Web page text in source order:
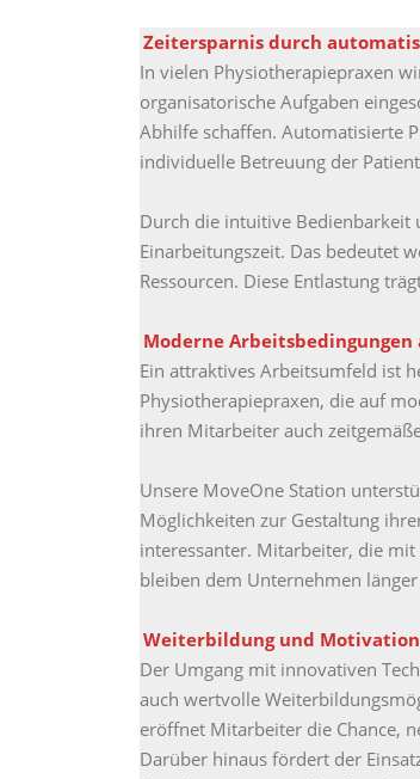
Zeitersparnis durch
In vielen Physiotherapiepraxen
organisatorische Aufgaben
Abhilfe schaffen. Automatisierte
individuelle Betreuung der
Durch die intuitive Bedienbarkeit
Einarbeitungszeit. Das bedeutet
Ressourcen. Diese Entlastung
Moderne
Ein attraktives Arbeitsumfeld ist
Physiotherapiepraxen, die auf
ihren Mitarbeiter auch
Unsere MoveOne Station
Möglichkeiten zur Gestaltung
interessanter. Mitarbeiter, die
bleiben dem Unternehmen
Weiterbildung und
Der Umgang mit innovativen
auch wertvolle
eröffnet Mitarbeiter die Chance,
Darüber hinaus fördert der